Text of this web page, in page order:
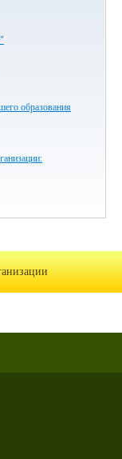
образования